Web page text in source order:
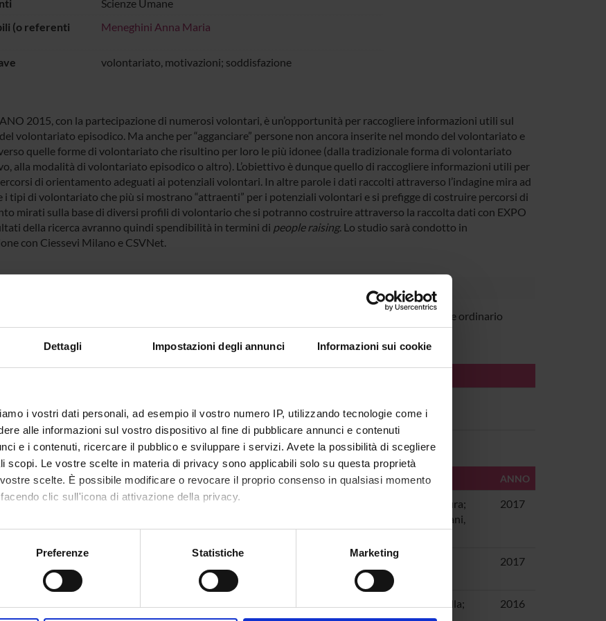
Dettagli Impostazioni degli annunci Informazioni sui cookie
i vostri dati personali, ad esempio il vostro numero IP, utilizzando tecnologie come i
alle informazioni sul vostro dispositivo al fine di pubblicare annunci e contenuti
e i contenuti, ricercare il pubblico e sviluppare i servizi. Avete la possibilità di scegliere
scopi. Le vostre scelte in materia di privacy sono applicabili solo su questa proprietà
scelte. È possibile modificare o revocare il proprio consenso in qualsiasi momento
clic sull'icona di attivazione della privacy.
tua posizione geografica, con un'approssimazione di qualche metro,
in qualsiasi momento dalla Dichiarazione sui cookie.
Preferenze Statistiche Marketing
Scienze Umane
(o referenti
Meneghini Anna Maria
volontariato, motivazioni; soddisfazione
2015, con la partecipazione di numerosi volontari, è un’opportunità per raccogliere informazioni utili sul
volontariato episodico. Ma anche per “agganciare” persone non ancora inserite nel mondo del volontariato e
quelle forme di volontariato che risultino per loro le più idonee (dalla tradizionale forma di volontariato
alla modalità di volontariato episodico o altro). L’obiettivo è dunque quello di raccogliere informazioni utili per
di orientamento adeguati ai potenziali volontari. In altre parole i dati raccolti attraverso l’indagine mira ad
i tipi di volontariato che più si mostrano “attraenti” per i potenziali volontari e si prefigge di costruire percorsi di
mirati sulla base di diversi profili di volontario che si potranno costruire attraverso la raccolta dati con EXPO
della ricerca avranno quindi spendibilità in termini di people raising. Lo studio sarà condotto in
con Ciessevi Milano e CSVNet.
Professore ordinario
AUTORI ANNO
episodico: un nuovo approccio
Meneghini, Anna Maria; Morgano, Antonella; Pozzi, Maura;
Marta, Elena; Santinello, Massimo; Lenzi, Michela; Stanzani,
2017
del futuro
2017
Marta, Elena; Meneghini, Anna Maria; Morgano, Antonella;
2016